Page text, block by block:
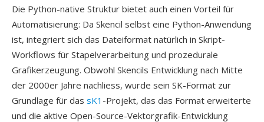
Die Python-native Struktur bietet auch einen Vorteil für
Automatisierung: Da Skencil selbst eine Python-Anwendung
ist, integriert sich das Dateiformat natürlich in Skript-
Workflows für Stapelverarbeitung und prozedurale
Grafikerzeugung. Obwohl Skencils Entwicklung nach Mitte
der 2000er Jahre nachliess, wurde sein SK-Format zur
Grundlage für das sK1 -Projekt, das das Format erweiterte
und die aktive Open-Source-Vektorgrafik-Entwicklung